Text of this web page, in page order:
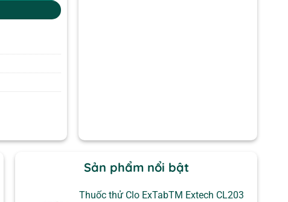
Sản phẩm nổi bật
Thuốc thử Clo ExTabTM Extech CL203